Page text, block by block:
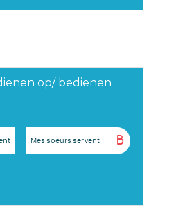
op/ bedienen
B
Mes soeurs servent